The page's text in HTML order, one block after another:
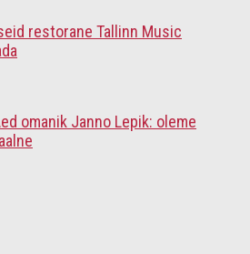
restorane Tallinn Music
omanik Janno Lepik: oleme